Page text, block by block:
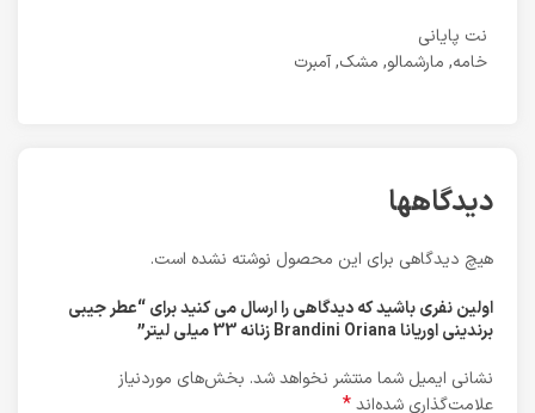
نت پایانی
خامه, مارشمالو, مشک, آمبرت
دیدگاهها
هیچ دیدگاهی برای این محصول نوشته نشده است.
اولین نفری باشید که دیدگاهی را ارسال می کنید برای “عطر جیبی
برندینی اوریانا Brandini Oriana زنانه 33 میلی لیتر”
نشانی ایمیل شما منتشر نخواهد شد. بخش‌های موردنیاز
علامت‌گذاری شده‌اند*